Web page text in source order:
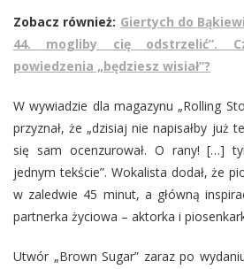
Zobacz również: Giertych do
44. mogliby cię odstrzelić”.
powiedzenia „będziesz wisiał”?
W wywiadzie dla magazynu „Rolling
przyznał, że „dzisiaj nie napisałby już
się sam ocenzurował. O rany! […]
jednym tekście”. Wokalista dodał, że
w zaledwie 45 minut, a główną
partnerka życiowa – aktorka i
Utwór „Brown Sugar” zaraz po